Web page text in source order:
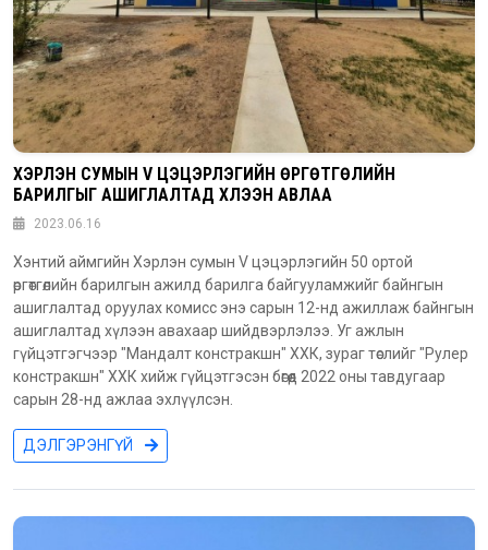
ХЭРЛЭН СУМЫН V ЦЭЦЭРЛЭГИЙН ӨРГӨТГӨЛИЙН
БАРИЛГЫГ АШИГЛАЛТАД ХҮЛЭЭН АВЛАА
2023.06.16
Хэнтий аймгийн Хэрлэн сумын V цэцэрлэгийн 50 ортой
өргөтгөлийн барилгын ажилд барилга байгууламжийг байнгын
ашиглалтад оруулах комисс энэ сарын 12-нд ажиллаж байнгын
ашиглалтад хүлээн авахаар шийдвэрлэлээ. Уг ажлын
гүйцэтгэгчээр "Мандалт констракшн" ХХК, зураг төслийг "Рулер
констракшн" ХХК хийж гүйцэтгэсэн бөгөөд 2022 оны тавдугаар
сарын 28-нд ажлаа эхлүүлсэн.
ДЭЛГЭРЭНГҮЙ